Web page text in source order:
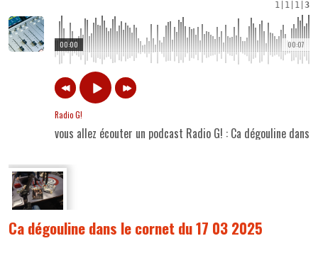
1 1 1 3
00:07
00:00
Radio G!
vous allez écouter un podcast Radio G! : Ca dégouline
Ca dégouline dans le cornet du 17 03 2025